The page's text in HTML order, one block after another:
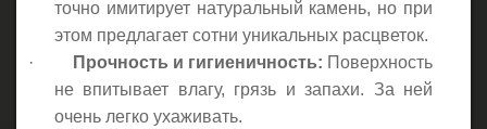
точно имитирует натуральный камень, но при
этом предлагает сотни уникальных расцветок.
·
Прочность и гигиеничность: Поверхность
не впитывает влагу, грязь и запахи. За ней
очень легко ухаживать.